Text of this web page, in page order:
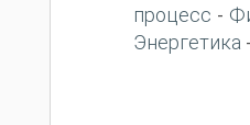
процесс -
Энергетика -